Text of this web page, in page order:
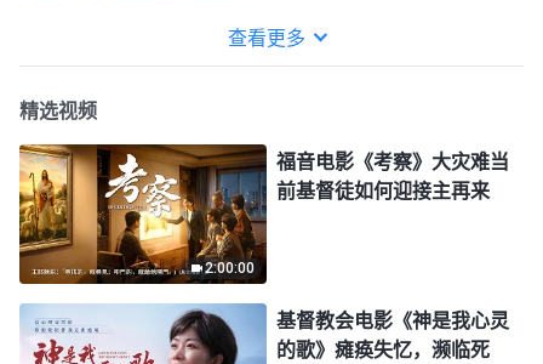
查看更多
精选视频
2:00:00
福音电影《考察》大灾难当
前基督徒如何迎接主再来
基督教会电影《神是我心灵
的歌》瘫痪失忆，濒临死